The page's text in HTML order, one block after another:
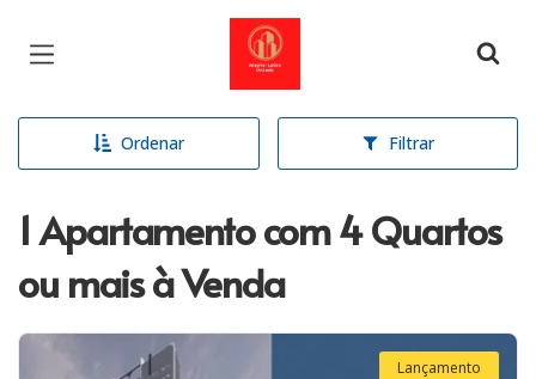
Página inicial
Ordenar Filtrar
1 Apartamento com 4 Quartos
ou mais à Venda
Lançamento